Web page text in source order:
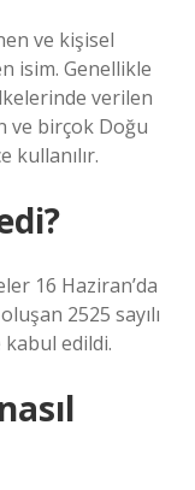
ve kişisel
isim. Genellikle
verilen
ve birçok Doğu
kullanılır.
16 Haziran’da
2525 sayılı
kabul edildi.